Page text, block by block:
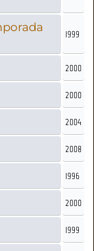
1999
2000
2000
2004
2008
1996
2000
1999